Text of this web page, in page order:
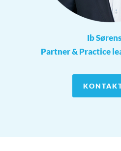
Ib
Partner & Practice